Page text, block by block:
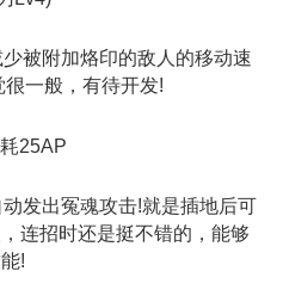
附加烙印的敌人的移动速
一般，有待开发!
25AP
出冤魂攻击!就是插地后可
连招时还是挺不错的，能够
!